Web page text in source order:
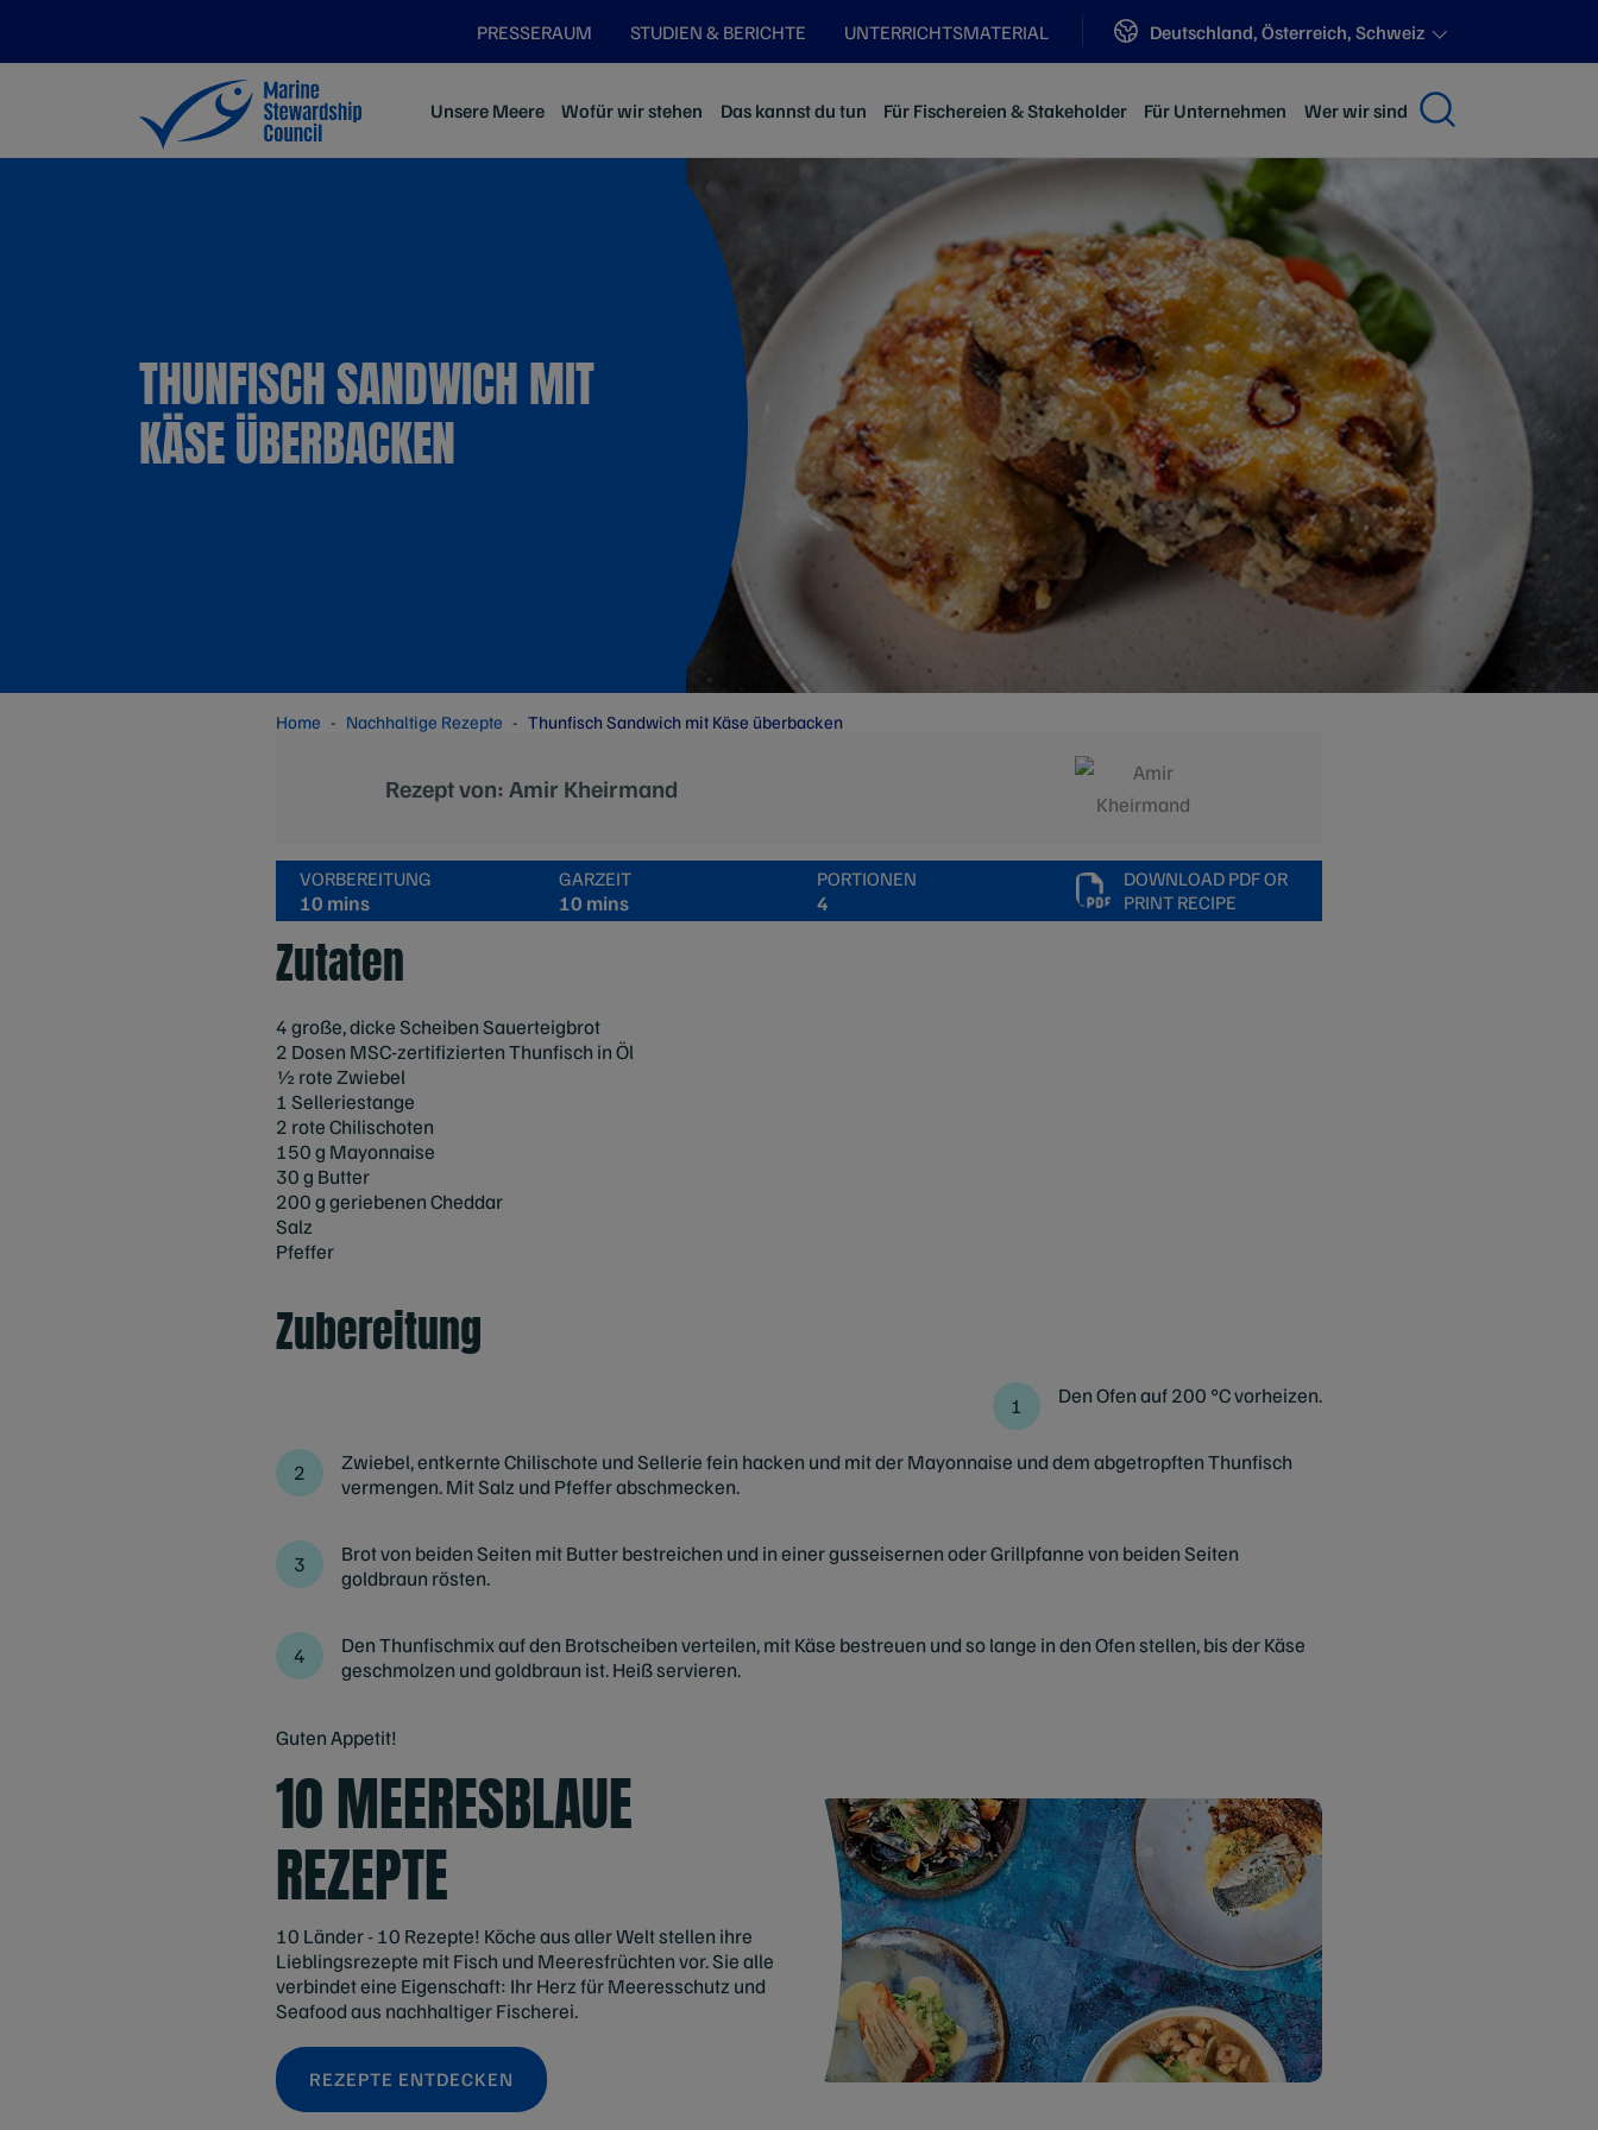
PRESSERAUM STUDIEN & BERICHTE UNTERRICHTSMATERIAL Sites
Deutschland, Österreich, Schweiz
Unsere Meere Wofür wir stehen Das kannst du tun Für Fischereien & Stakeholder Für Unternehmen Wer wir sind
THUNFISCH SANDWICH MIT
KÄSE ÜBERBACKEN
Home Nachhaltige Rezepte Thunfisch Sandwich mit Käse überbacken
Rezept von: Amir Kheirmand
VORBEREITUNG
10 mins
GARZEIT
10 mins
PORTIONEN
4
DOWNLOAD PDF OR
PRINT RECIPE
Zutaten
4 große, dicke Scheiben Sauerteigbrot
2 Dosen MSC-zertifizierten Thunfisch in Öl
½ rote Zwiebel
1 Selleriestange
2 rote Chilischoten
150 g Mayonnaise
30 g Butter
200 g geriebenen Cheddar
Salz
Pfeffer
Zubereitung
Den Ofen auf 200 °C vorheizen.
Zwiebel, entkernte Chilischote und Sellerie fein hacken und mit der Mayonnaise und dem abgetropften Thunfisch
vermengen. Mit Salz und Pfeffer abschmecken.
Brot von beiden Seiten mit Butter bestreichen und in einer gusseisernen oder Grillpfanne von beiden Seiten
goldbraun rösten.
Den Thunfischmix auf den Brotscheiben verteilen, mit Käse bestreuen und so lange in den Ofen stellen, bis der Käse
geschmolzen und goldbraun ist. Heiß servieren.
Guten Appetit!
10 MEERESBLAUE
REZEPTE
10 Länder - 10 Rezepte! Köche aus aller Welt stellen ihre
Lieblingsrezepte mit Fisch und Meeresfrüchten vor. Sie alle
verbindet eine Eigenschaft: Ihr Herz für Meeresschutz und
Seafood aus nachhaltiger Fischerei.
REZEPTE ENTDECKEN